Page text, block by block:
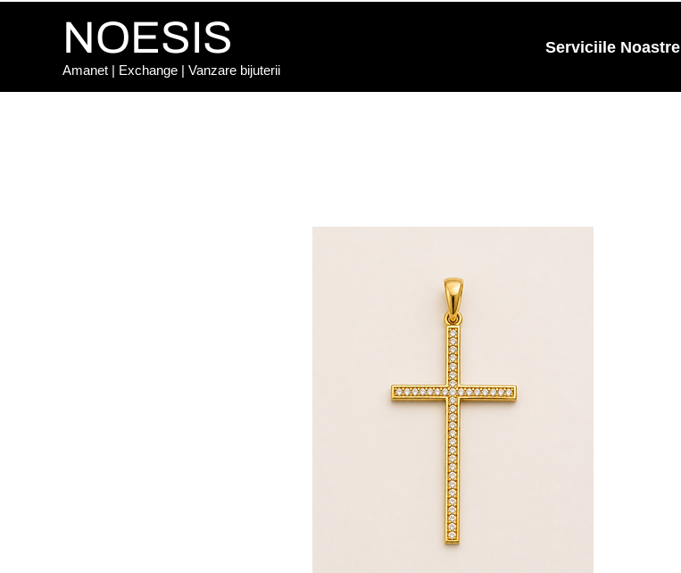
NOESIS
Amanet | Exchange | Vanzare bijuterii
Serviciile Noastre